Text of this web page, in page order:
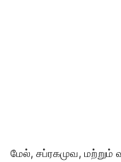
மேல், சப்ரகமுவ, மற்றும்